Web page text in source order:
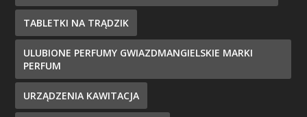
TABLETKI NA TRĄDZIK
ULUBIONE PERFUMY GWIAZDMANGIELSKIE MARKI
PERFUM
URZĄDZENIA KAWITACJA